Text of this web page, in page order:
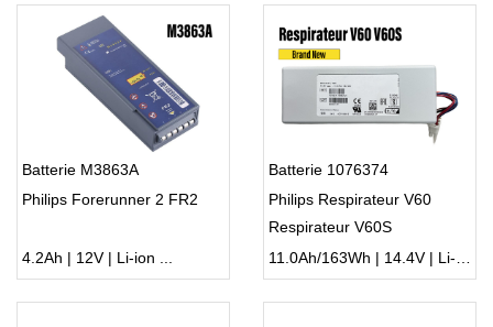
Batterie M3863A
Philips Forerunner 2 FR2
4.2Ah | 12V | Li-ion ...
Batterie 1076374
Philips Respirateur V60
Respirateur V60S
11.0Ah/163Wh | 14.4V | Li-ion ...